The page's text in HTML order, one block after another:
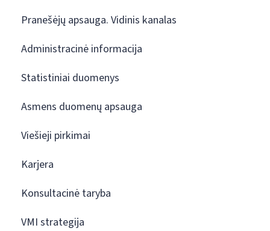
Pranešėjų apsauga. Vidinis kanalas
Administracinė informacija
Statistiniai duomenys
Asmens duomenų apsauga
Viešieji pirkimai
Karjera
Konsultacinė taryba
VMI strategija